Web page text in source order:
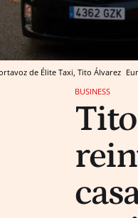
de Élite Taxi, Tito Álvarez
BUSINESS